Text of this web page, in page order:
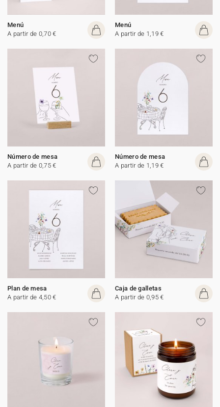
Menú
A partir de 0,70 €
Menú
A partir de 1,19 €
Número de mesa
A partir de 0,75 €
Número de mesa
A partir de 1,19 €
Plan de mesa
A partir de 4,50 €
Caja de galletas
A partir de 0,95 €